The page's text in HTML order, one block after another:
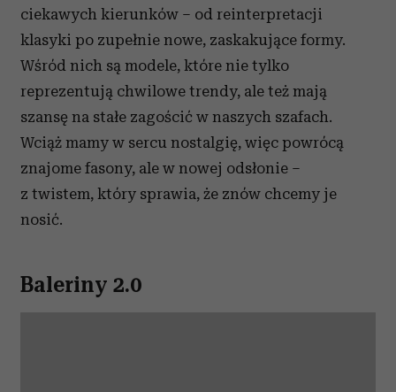
ciekawych kierunków – od reinterpretacji
klasyki po zupełnie nowe, zaskakujące formy.
Wśród nich są modele, które nie tylko
reprezentują chwilowe trendy, ale też mają
szansę na stałe zagościć w naszych szafach.
Wciąż mamy w sercu nostalgię, więc powrócą
znajome fasony, ale w nowej odsłonie –
z twistem, który sprawia, że znów chcemy je
nosić.
Baleriny 2.0